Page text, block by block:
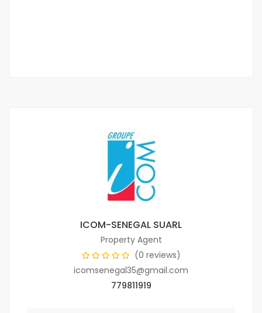
ICOM-SENEGAL SUARL
Property Agent
(0 reviews)
icomsenegal35@gmail.com
779811919